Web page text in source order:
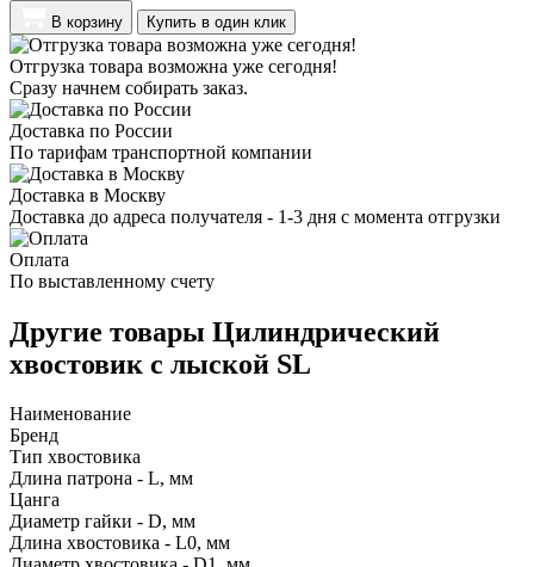
В корзину Купить в один клик
Отгрузка товара возможна уже сегодня!
Сразу начнем собирать заказ.
Доставка по России
По тарифам транспортной компании
Доставка в Москву
Доставка до адреса получателя - 1-3 дня с момента отгрузки
Оплата
По выставленному счету
Другие товары Цилиндрический
хвостовик с лыской SL
Наименование
Бренд
Тип хвостовика
Длина патрона - L, мм
Цанга
Диаметр гайки - D, мм
Длина хвостовика - L0, мм